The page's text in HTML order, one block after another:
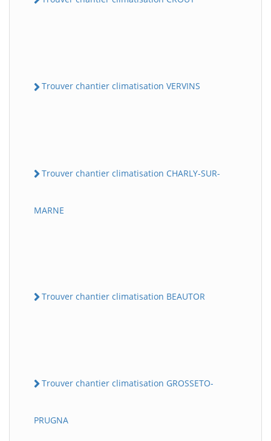
Trouver chantier climatisation VERVINS
Trouver chantier climatisation CHARLY-SUR-
MARNE
Trouver chantier climatisation BEAUTOR
Trouver chantier climatisation GROSSETO-
PRUGNA